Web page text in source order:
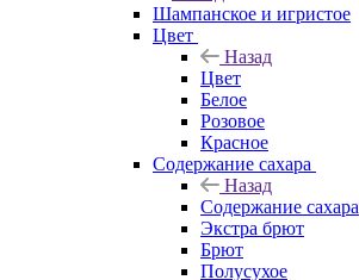
Шампанское и игристое
Цвет
Назад
Цвет
Белое
Розовое
Красное
Содержание сахара
Назад
Содержание сахара
Экстра брют
Брют
Полусухое